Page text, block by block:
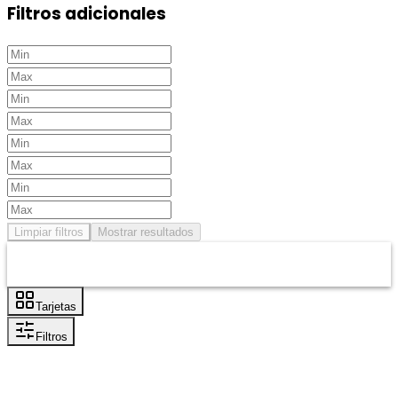
Filtros adicionales
Limpiar filtros Mostrar resultados
Tarjetas
Filtros